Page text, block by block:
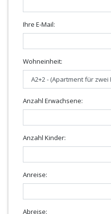
Ihre E-Mail:
Wohneinheit:
Anzahl Erwachsene:
Anzahl Kinder:
Anreise:
Abreise: